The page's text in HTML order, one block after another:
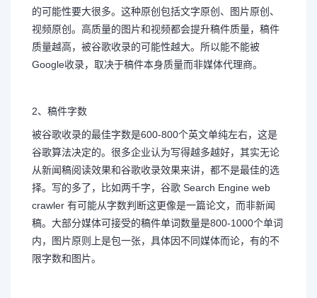
的可能性要大很多。这种原创包括文字原创、图片原创、
视频原创。高质量的图片和视频都会提升稿件质量，稿件
质量越高，被谷歌收录的可能性越大。所以能不能被
Google收录，取决于稿件本身质量而非媒体代理商。
2、稿件字数
被谷歌收录的最佳字数是600-800个英文单纯左右，这是
谷歌算法决定的。很多企业认为写得越多越好，其实无论
从新闻稿阅读效果和谷歌收录效果来讲，都不是最佳的选
择。写的多了，比如两千字，谷歌 Search Engine web
crawler 有可能从字数判断这更像是一篇论文，而非新闻
稿。大部分媒体可接受的稿件单词数量是800-1000个单词
内，图片原则上是包一张，具体因不同媒体而论，有的不
限字数和图片。